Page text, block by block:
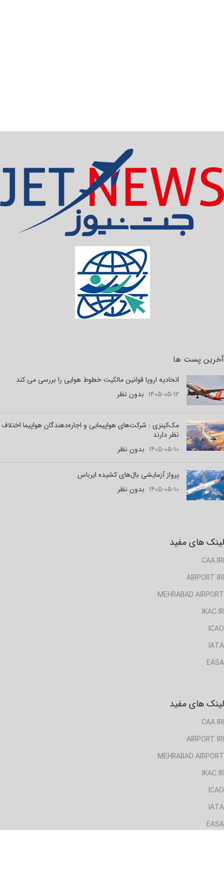
آخرین پست ها
اتحادیه اروپا قوانین مالکیت خطوط هوایی را بررسی می کند
۱۴۰۵-۰۵-۱۲ بدون نظر
مک‌کینزی : شرکت‌های هواپیمایی و اجاره‌دهندگان هواپیما اختلاف
نظر دارند
۱۴۰۵-۰۵-۱۰ بدون نظر
پرواز آزمایشی بال‌های کشیده ایرباس
۱۴۰۵-۰۵-۱۰ بدون نظر
لینک های مفید
CAA.IRI
AIRPORT.IRI
MEHRABAD AIRPORT
IKAC.IR
ICAO
IATA
EASA
لینک های مفید
CAA.IRI
AIRPORT.IRI
MEHRABAD AIRPORT
IKAC.IR
ICAO
IATA
EASA